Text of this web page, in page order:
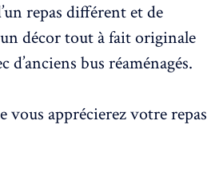
repas différent et de
décor tout à fait originale
d’anciens bus réaménagés.
vous apprécierez votre repas